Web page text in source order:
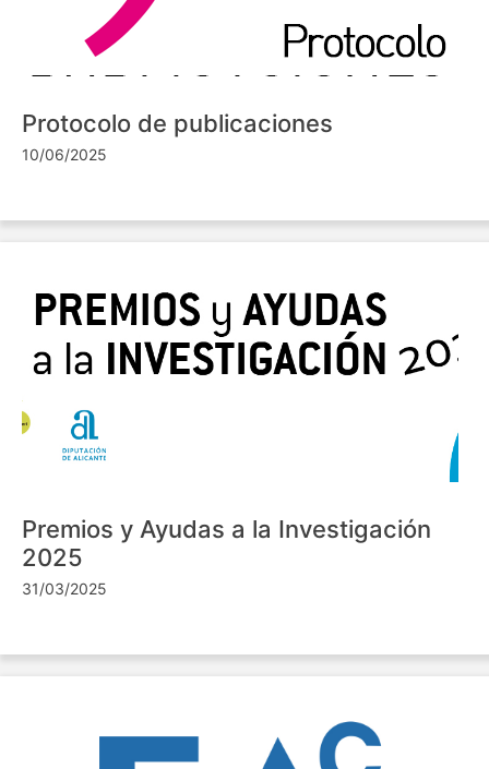
Protocolo de publicaciones
10/06/2025
Premios y Ayudas a la Investigación
2025
31/03/2025